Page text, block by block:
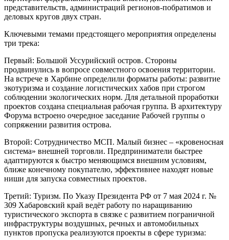
представительств, администраций регионов-побратимов и
деловых кругов двух стран.
Ключевыми темами предстоящего мероприятия определены
три трека:
Первый: Большой Уссурийский остров. Стороны
продвинулись в вопросе совместного освоения территории.
На встрече в Харбине определили форматы работы: развитие
экотуризма и создание логистических хабов при строгом
соблюдении экологических норм. Для детальной проработки
проектов создана специальная рабочая группа. В архитектуру
Форума встроено очередное заседание Рабочей группы о
сопряжении развития острова.
Второй: Сотрудничество МСП. Малый бизнес – «кровеносная
система» внешней торговли. Предприниматели быстрее
адаптируются к быстро меняющимся внешним условиям,
ближе конечному покупателю, эффективнее находят новые
ниши для запуска совместных проектов.
Третий: Туризм. По Указу Президента РФ от 7 мая 2024 г. №
309 Хабаровский край ведёт работу по наращиванию
туристического экспорта в связке с развитием пограничной
инфраструктуры воздушных, речных и автомобильных
пунктов пропуска реализуются проекты в сфере туризма: